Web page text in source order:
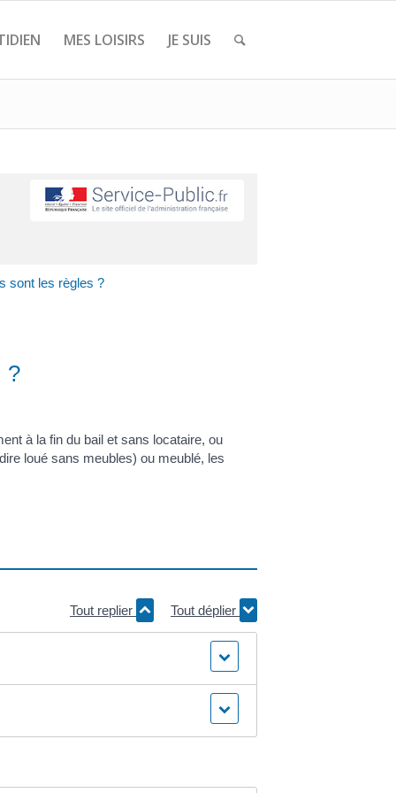
MES LOISIRS JE SUIS
sont les règles ?
?
à la fin du bail et sans locataire, ou
loué sans meubles) ou meublé, les
Tout replier Tout déplier